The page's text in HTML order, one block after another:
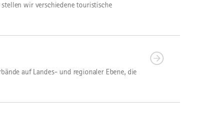
wir verschiedene touristische
auf Landes- und regionaler Ebene, die